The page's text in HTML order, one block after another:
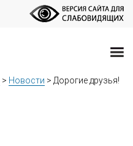
> Новости > Дорогие друзья!